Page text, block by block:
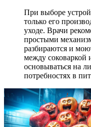
При выборе
только его
уходе. Врачи
простыми
разбираются и
между соковаркой
основываться на
потребностях в